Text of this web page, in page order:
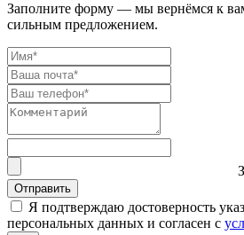
Заполните форму — мы вернёмся к
сильным предложением.
Отправить
Я подтверждаю достоверность
персональных данных и согласен с